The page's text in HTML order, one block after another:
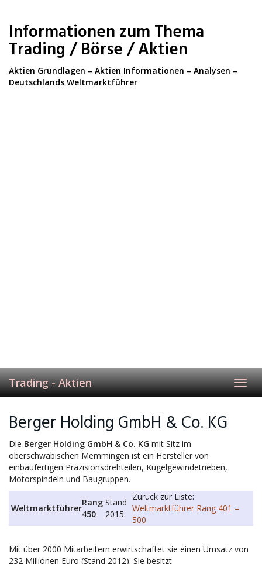
main
content
Informationen zum Thema
Trading / Börse / Aktien
Aktien Grundlagen – Aktien Informationen – Analysen –
Deutschlands Weltmarktführer
Trading - Aktien
Berger Holding GmbH & Co. KG
Die Berger Holding GmbH & Co. KG mit Sitz im
oberschwäbischen Memmingen ist ein Hersteller von
einbaufertigen Präzisionsdrehteilen, Kugelgewindetrieben,
Motorspindeln und Baugruppen.
Weltmarktführer
Rang
450
Stand
2015
Zurück zur Liste:
Weltmarktführer Rang 401 –
500
Mit über 2000 Mitarbeitern erwirtschaftet sie einen Umsatz von
232 Millionen Euro (Stand 2012). Sie besitzt